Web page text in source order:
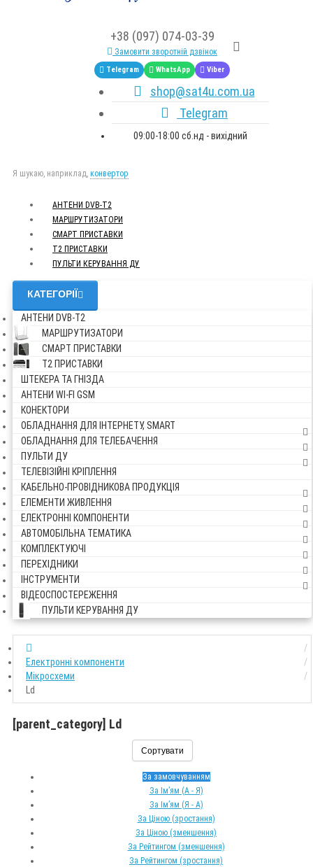
+38 (097) 074-03-39
Замовити зворотній дзвінок
Telegram WhatsApp Viber
shop@sat4u.com.ua
Telegram
09:00-18:00 сб.нд - вихідний
Я шукаю, наприклад, конвертор
АНТЕНИ DVB-Т2
МАРШРУТИЗАТОРИ
СМАРТ ПРИСТАВКИ
Т2 ПРИСТАВКИ
ПУЛЬТИ КЕРУВАННЯ ДУ
КАТЕГОРІЇ
АНТЕНИ DVB-Т2
МАРШРУТИЗАТОРИ
СМАРТ ПРИСТАВКИ
Т2 ПРИСТАВКИ
ШТЕКЕРА ТА ГНІЗДА
АНТЕНИ WI-FI GSM
КОНЕКТОРИ
ОБЛАДНАННЯ ДЛЯ ІНТЕРНЕТУ, SMART
ОБЛАДНАННЯ ДЛЯ ТЕЛЕБАЧЕННЯ
ПУЛЬТИ ДУ
ТЕЛЕВІЗІЙНІ КРІПЛЕННЯ
КАБЕЛЬНО-ПРОВІДНИКОВА ПРОДУКЦІЯ
ЕЛЕМЕНТИ ЖИВЛЕННЯ
ЕЛЕКТРОННІ КОМПОНЕНТИ
АВТОМОБІЛЬНА ТЕМАТИКА
КОМПЛЕКТУЮЧІ
ПЕРЕХІДНИКИ
ІНСТРУМЕНТИ
ВІДЕОСПОСТЕРЕЖЕННЯ
ПУЛЬТИ КЕРУВАННЯ ДУ
Електронні компоненти
Мікросхеми
Ld
[parent_category] Ld
Сортувати
За замовчуванням
За Ім’ям (A - Я)
За Ім’ям (Я - A)
За Ціною (зростання)
За Ціною (зменшення)
За Рейтингом (зменшення)
За Рейтингом (зростання)